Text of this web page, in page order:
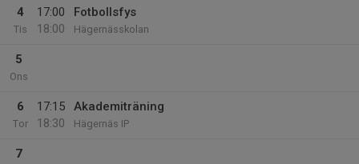
4
Tis
17:00
18:00
Fotbollsfys
Hägernässkolan
5
Ons
6
Tor
17:15
18:30
Akademiträning
Hägernäs IP
7